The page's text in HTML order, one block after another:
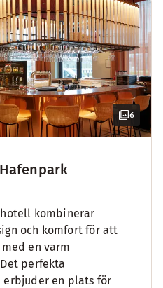
6
kombinerar
och komfort för att
en varm
perfekta
erbjuder en plats för